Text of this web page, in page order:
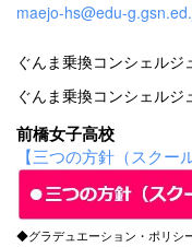
maejo-hs@edu-
ぐんま乗換コンシェルジ
ぐんま乗換コンシェルジ
前橋女子高校
【三つの方針（スクー
◆グラデュエーション・ポリシ